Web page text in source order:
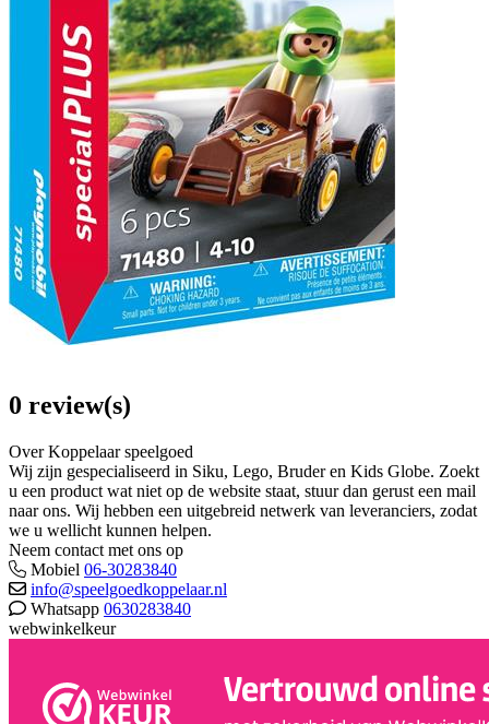
0 review(s)
Over Koppelaar speelgoed
Wij zijn gespecialiseerd in Siku, Lego, Bruder en Kids Globe. Zoekt
u een product wat niet op de website staat, stuur dan gerust een mail
naar ons. Wij hebben een uitgebreid netwerk van leveranciers, zodat
we u wellicht kunnen helpen.
Neem contact met ons op
Mobiel 06-30283840
info@speelgoedkoppelaar.nl
Whatsapp 0630283840
webwinkelkeur